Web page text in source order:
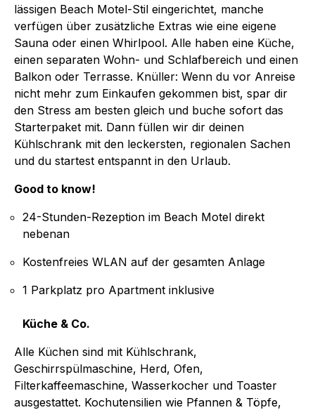
lässigen Beach Motel-Stil eingerichtet, manche
verfügen über zusätzliche Extras wie eine eigene
Sauna oder einen Whirlpool. Alle haben eine Küche,
einen separaten Wohn- und Schlafbereich und einen
Balkon oder Terrasse. Knüller: Wenn du vor Anreise
nicht mehr zum Einkaufen gekommen bist, spar dir
den Stress am besten gleich und buche sofort das
Starterpaket mit. Dann füllen wir dir deinen
Kühlschrank mit den leckersten, regionalen Sachen
und du startest entspannt in den Urlaub.
Good to know!
24-Stunden-Rezeption im Beach Motel direkt
nebenan
Kostenfreies WLAN auf der gesamten Anlage
1 Parkplatz pro Apartment inklusive
Küche & Co.
Alle Küchen sind mit Kühlschrank,
Geschirrspülmaschine, Herd, Ofen,
Filterkaffeemaschine, Wasserkocher und Toaster
ausgestattet. Kochutensilien wie Pfannen & Töpfe,